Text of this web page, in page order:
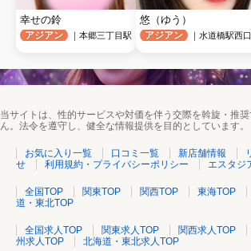
幸せの鈴
アジアン ｜本郷三丁目駅
悠（ゆう）
アジアン ｜水道橋駅西
当サイトは、性的サービスや対価を伴う交際を斡旋・推
ん。法令を遵守し、健全な情報提供を目的としています。
お気に入り一覧 口コミ一覧 新店舗情報
せ
利用規約・プライバシーポリシー エスタジ
全国TOP 関東TOP 関西TOP 東海TOP
道・東北TOP
全国求人TOP 関東求人TOP 関西求人TOP
州求人TOP
北海道・東北求人TOP